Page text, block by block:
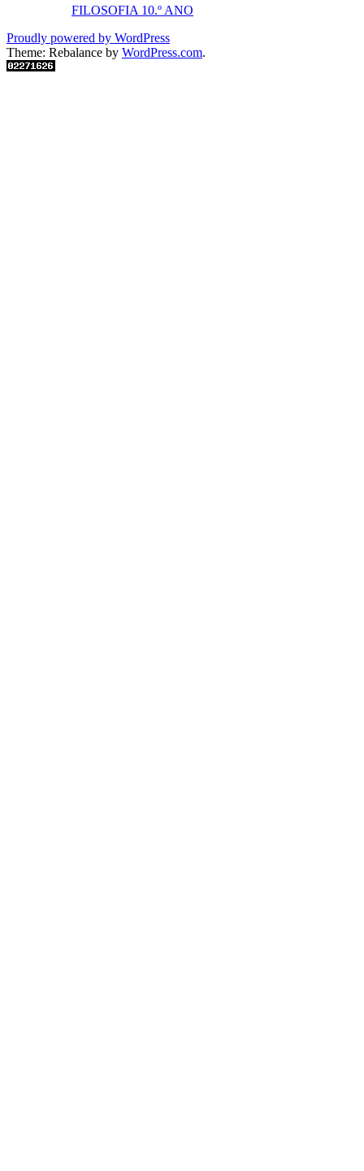
FILOSOFIA 10.º ANO
Proudly powered by WordPress
Theme: Rebalance by WordPress.com.